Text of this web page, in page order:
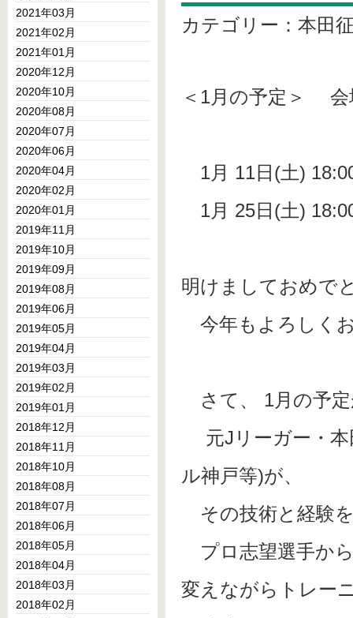
カテゴリー：本田
＜1月の予定＞ 会
1月 11日(土)
1月 25日(土)
明けましておめで
今年もよろしく
さて、 1月の予
元Jリーガー・本
ル神戸等)が、
その技術と経験
プロ志望選手か
変えながらトレー
2021年03月
2021年02月
2021年01月
2020年12月
2020年10月
2020年08月
2020年07月
2020年06月
2020年04月
2020年02月
2020年01月
2019年11月
2019年10月
2019年09月
2019年08月
2019年06月
2019年05月
2019年04月
2019年03月
2019年02月
2019年01月
2018年12月
2018年11月
2018年10月
2018年08月
2018年07月
2018年06月
2018年05月
2018年04月
2018年03月
2018年02月